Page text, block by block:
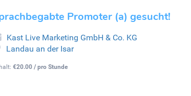
Promoter (a) gesucht!
Kast Live Marketing GmbH & Co. KG
Landau an der Isar
€20.00 / pro Stunde